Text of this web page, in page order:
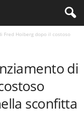
Hoiberg dopo il costoso
di
sconfitta